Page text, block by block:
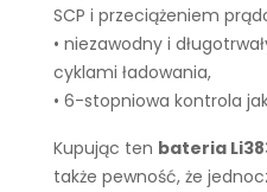
SCP i przeciążeniem
• niezawodny i
cyklami ładowania,
• 6-stopniowa kontrola
Kupując ten bateria
także pewność, że